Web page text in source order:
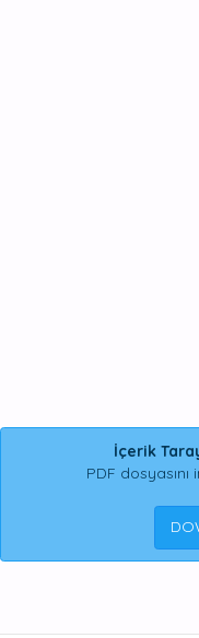
İçerik
PDF